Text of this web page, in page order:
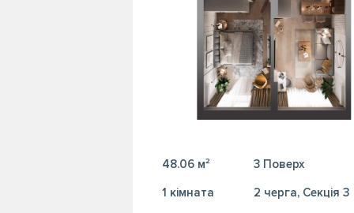
48.06 м² 3 Поверх
1 кiмната 2 черга, Секція 3